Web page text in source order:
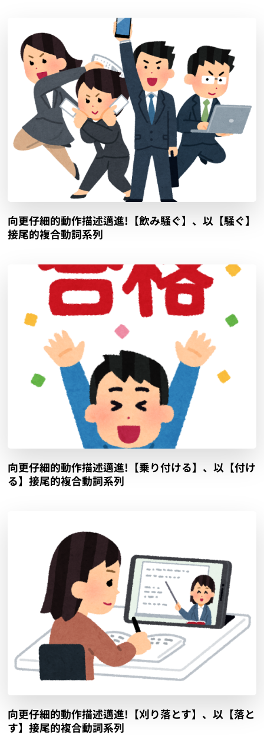
向更仔細的動作描述邁進!【飲み騒ぐ】、以【騒ぐ】
接尾的複合動詞系列
向更仔細的動作描述邁進!【乗り付ける】、以【付け
る】接尾的複合動詞系列
向更仔細的動作描述邁進!【刈り落とす】、以【落と
す】接尾的複合動詞系列